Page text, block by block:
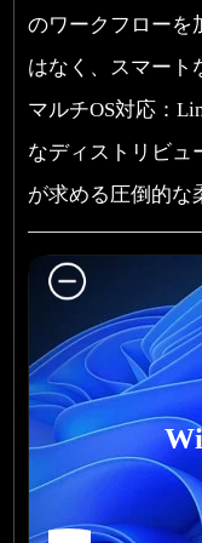
のワークフローを
はなく、スマート
マルチOS対応：
なディストリビュ
が求める圧倒的な